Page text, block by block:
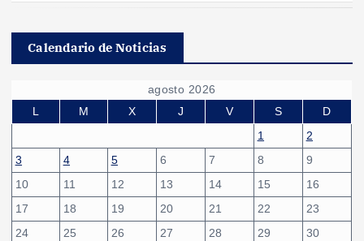
Calendario de Noticias
agosto 2026
L
M X J V S
D
1
2
3
4 5 6 7 8
9
10
11 12 13 14 15
16
17
18 19 20 21 22
23
24
25 26 27 28 29
30